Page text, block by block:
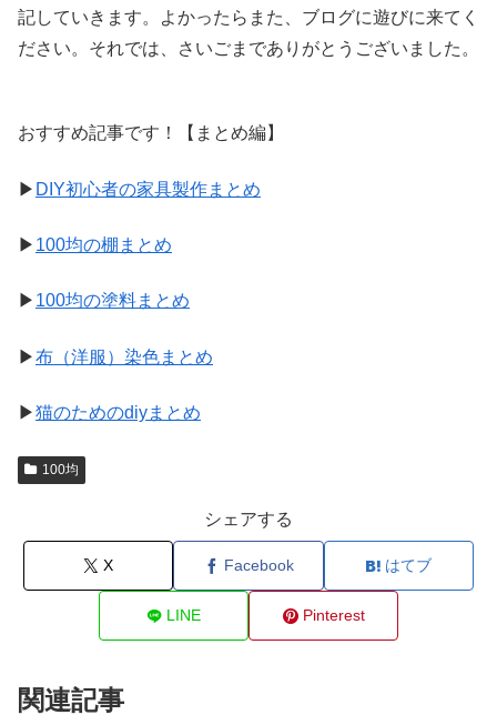
記していきます。よかったらまた、ブログに遊びに来てく
ださい。それでは、さいごまでありがとうございました。
おすすめ記事です！【まとめ編】
▶ DIY初心者の家具製作まとめ
▶ 100均の棚まとめ
▶ 100均の塗料まとめ
▶布（洋服）染色まとめ
▶猫のためのdiyまとめ
100均
シェアする
X Facebook はてブ
LINE Pinterest
関連記事